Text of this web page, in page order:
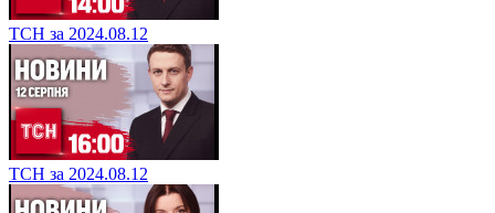
ТСН за 2024.08.12
ТСН за 2024.08.12